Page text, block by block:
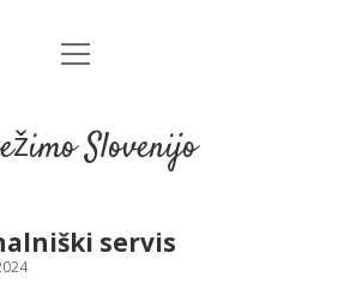
open
Slovenijo
servis